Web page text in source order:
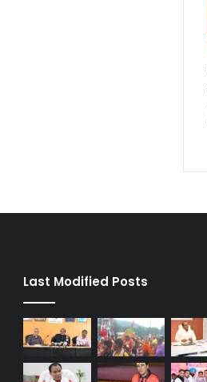
Last Modified Posts